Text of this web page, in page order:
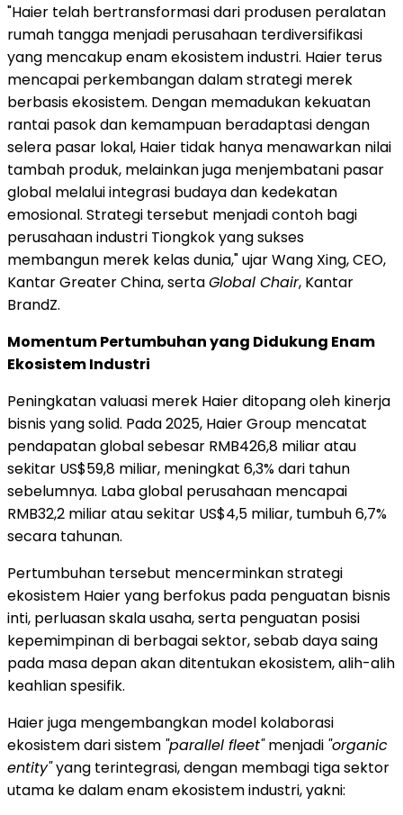
"Haier telah bertransformasi dari produsen peralatan
rumah tangga menjadi perusahaan terdiversifikasi
yang mencakup enam ekosistem industri. Haier terus
mencapai perkembangan dalam strategi merek
berbasis ekosistem. Dengan memadukan kekuatan
rantai pasok dan kemampuan beradaptasi dengan
selera pasar lokal, Haier tidak hanya menawarkan nilai
tambah produk, melainkan juga menjembatani pasar
global melalui integrasi budaya dan kedekatan
emosional. Strategi tersebut menjadi contoh bagi
perusahaan industri Tiongkok yang sukses
membangun merek kelas dunia," ujar Wang Xing, CEO,
Kantar Greater China, sertaGlobal Chair, Kantar
BrandZ.
Momentum Pertumbuhan yang Didukung Enam
Ekosistem Industri
Peningkatan valuasi merek Haier ditopang oleh kinerja
bisnis yang solid. Pada 2025, Haier Group mencatat
pendapatan global sebesar RMB426,8 miliar atau
sekitar US$59,8 miliar, meningkat 6,3% dari tahun
sebelumnya. Laba global perusahaan mencapai
RMB32,2 miliar atau sekitar US$4,5 miliar, tumbuh 6,7%
secara tahunan.
Pertumbuhan tersebut mencerminkan strategi
ekosistem Haier yang berfokus pada penguatan bisnis
inti, perluasan skala usaha, serta penguatan posisi
kepemimpinan di berbagai sektor, sebab daya saing
pada masa depan akan ditentukan ekosistem, alih-alih
keahlian spesifik.
Haier juga mengembangkan model kolaborasi
ekosistem dari sistem "parallel fleet"menjadi "organic
entity"yang terintegrasi, dengan membagi tiga sektor
utama ke dalam enam ekosistem industri, yakni: